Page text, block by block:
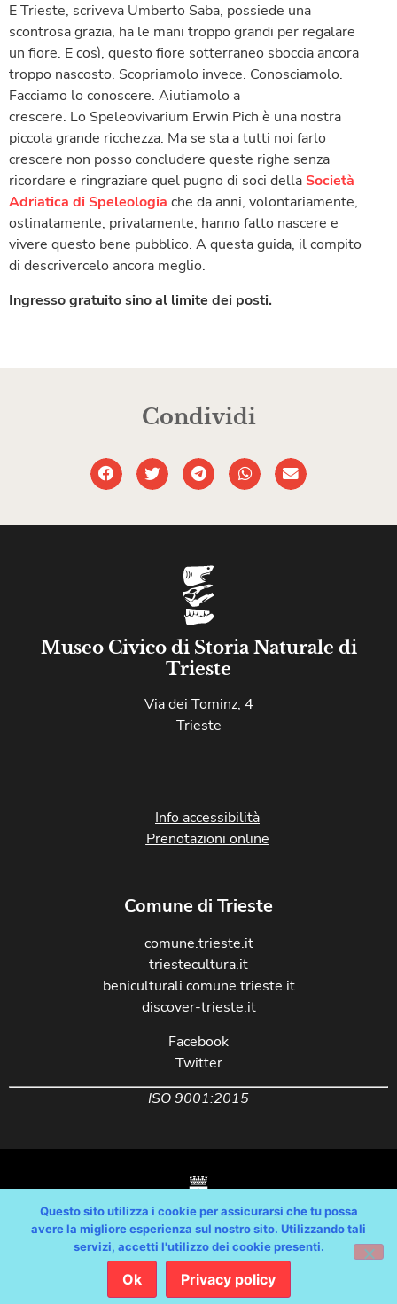
E Trieste, scriveva Umberto Saba, possiede una
scontrosa grazia, ha le mani troppo grandi per regalare
un fiore. E così, questo fiore sotterraneo sboccia ancora
troppo nascosto. Scopriamolo invece. Conosciamolo.
Facciamo lo conoscere. Aiutiamolo a
crescere. Lo Speleovivarium Erwin Pich è una nostra
piccola grande ricchezza. Ma se sta a tutti noi farlo
crescere non posso concludere queste righe senza
ricordare e ringraziare quel pugno di soci della Società
Adriatica di Speleologia che da anni, volontariamente,
ostinatamente, privatamente, hanno fatto nascere e
vivere questo bene pubblico. A questa guida, il compito
di descrivercelo ancora meglio.
Ingresso gratuito sino al limite dei posti.
Condividi
Museo Civico di Storia Naturale di
Trieste
Via dei Tominz, 4
Trieste
Info accessibilità
Prenotazioni online
Comune di Trieste
comune.trieste.it
triestecultura.it
beniculturali.comune.trieste.it
discover-trieste.it
Facebook
Twitter
ISO 9001:2015
Copyright © Comune di Trieste – partita Iva 00210240321 – tutti i diritti
Feedback/ Dichiarazione Accessibilità AGID
Questo sito utilizza i cookie per assicurarsi che tu possa
avere la migliore esperienza sul nostro sito. Utilizzando tali
servizi, accetti l'utilizzo dei cookie presenti.
Ok Privacy policy